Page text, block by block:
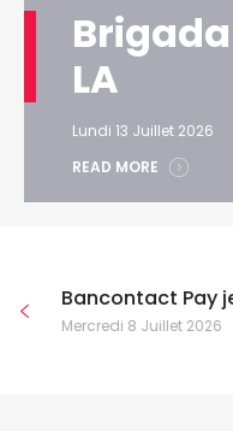
LA
Lundi 13 Juillet 2026
READ MORE
Bancontact Pay
Mercredi 8 Juillet 2026